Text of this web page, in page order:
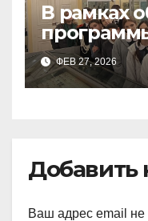
В рамках
9а,8,9б
ФЕВ 27, 2026
Добавить
Ваш адрес email не